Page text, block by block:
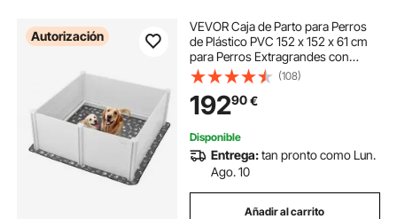
Autorización
VEVOR Caja de Parto para Perros
de Plástico PVC 152 x 152 x 61 cm
para Perros Extragrandes con
Puerta de Altura Ajustable y
Almohadilla Lavable para Orina
Ideal para Cachorros de Interior,
Blanco
(108)
19290€
Disponible
Entrega:tan pronto como Lun.
Ago. 10
Añadir al carrito